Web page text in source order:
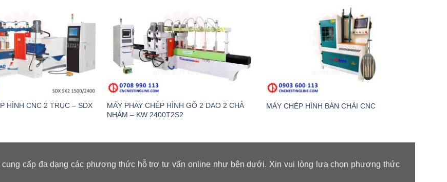
HÌNH CNC 2 TRỤC – SDX
MÁY PHAY CHÉP HÌNH GỖ 2 DAO 2 CHÀ
NHÁM – KW 2400T2S2
MÁY CHÉP HÌNH BÀN CHẢI CNC
cấp đa dạng các phương thức hỗ trợ tư vấn online như bên dưới. Xin vui lòng lựa chọn phương thức